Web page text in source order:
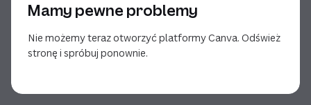
Mamy pewne problemy
Nie możemy teraz otworzyć platformy Canva. Odśwież
stronę i spróbuj ponownie.